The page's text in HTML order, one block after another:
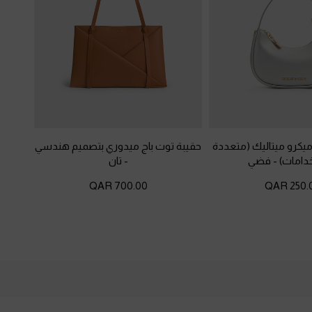
ميتاليك (متعددة
- فضي
250.00
حقيبة توت باج ميدوري بتصميم هندسي
- تان
700.00 QAR